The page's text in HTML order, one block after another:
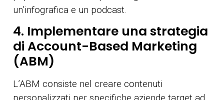
un’infografica e un podcast.
4. Implementare una strategia
di Account-Based Marketing
(ABM)
L’ABM consiste nel creare contenuti